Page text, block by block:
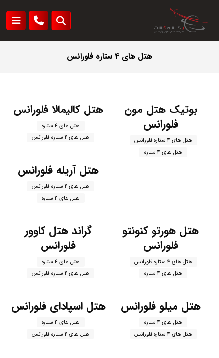
هتل های 4 ستاره فلورانس
بوتیک هتل مون
فلورانس
هتل های 4 ستاره فلورانس
هتل های 4 ستاره
هتل کالیمالا فلورانس
هتل های 4 ستاره
هتل های 4 ستاره فلورانس
هتل آریله فلورانس
هتل های 4 ستاره فلورانس
هتل های 4 ستاره
هتل هورتو کنونتو
فلورانس
هتل های 4 ستاره فلورانس
هتل های 4 ستاره
گراند هتل کاوور
فلورانس
هتل های 4 ستاره
هتل های 4 ستاره فلورانس
هتل میلو فلورانس
هتل های 4 ستاره
هتل های 4 ستاره فلورانس
هتل اسپادای فلورانس
هتل های 4 ستاره
هتل های 4 ستاره فلورانس